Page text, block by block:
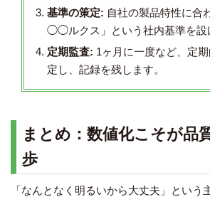
基準の策定: 自社の製品特性に合
◯◯ルクス」という社内基準を設
定期監査: 1ヶ月に一度など、定
定し、記録を残します。
まとめ：数値化こそが品
歩
「なんとなく明るいから大丈夫」という